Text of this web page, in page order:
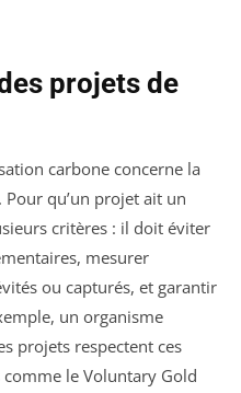
projets de
carbone concerne la
Pour qu’un projet ait un
critères : il doit éviter
mesurer
ou capturés, et garantir
un organisme
projets respectent ces
le Voluntary Gold